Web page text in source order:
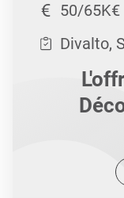
50/65K€
Divalto,